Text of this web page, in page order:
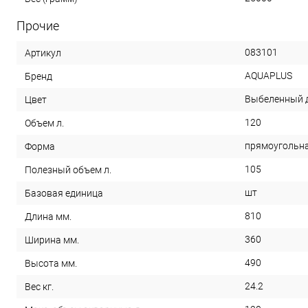
Прочие
Артикул 083101
Бренд AQUAPLUS
Цвет Выбеленный
Объем л. 120
Форма
Полезный объем л. 105
Базовая единица шт
Длина мм. 810
Ширина мм. 360
Высота мм. 490
Вес кг. 24.2